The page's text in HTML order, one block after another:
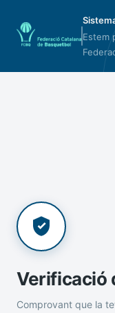
Estem
Verificació
Comprovant que la